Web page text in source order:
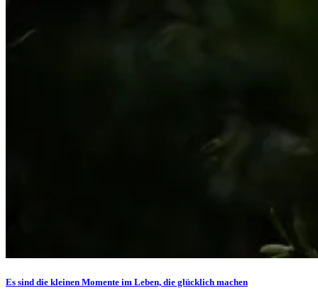
Es sind die kleinen Momente im Leben, die glücklich machen